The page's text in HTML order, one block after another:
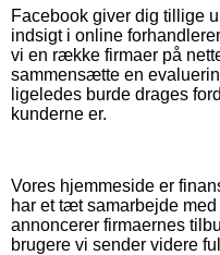
Facebook giver dig tillige
indsigt i online
vi en række firmaer på
sammensætte en
ligeledes burde drages
kunderne er.
Vores hjemmeside er
har et tæt samarbejde
annoncerer firmaernes
brugere vi sender videre